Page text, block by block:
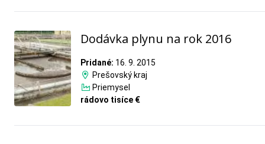
Dodávka plynu na rok 2016
Pridané: 16. 9. 2015
Prešovský kraj
Priemysel
rádovo tisíce €